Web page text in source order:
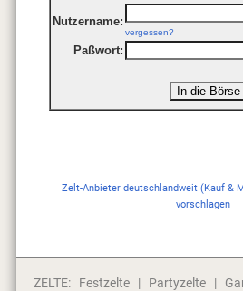
Nutzername:
vergessen?
Paßwort:
Zelt-Anbieter deutschlandweit (Kauf &
vorschlagen
ZELTE: Festzelte | Partyzelte |